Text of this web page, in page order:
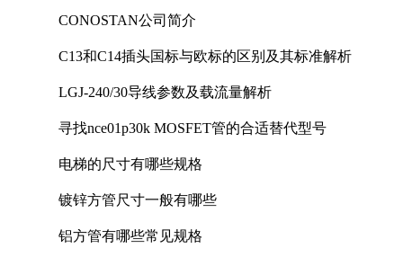
CONOSTAN公司简介
C13和C14插头国标与欧标的区别及其标准解析
LGJ-240/30导线参数及载流量解析
寻找nce01p30k MOSFET管的合适替代型号
电梯的尺寸有哪些规格
镀锌方管尺寸一般有哪些
铝方管有哪些常见规格